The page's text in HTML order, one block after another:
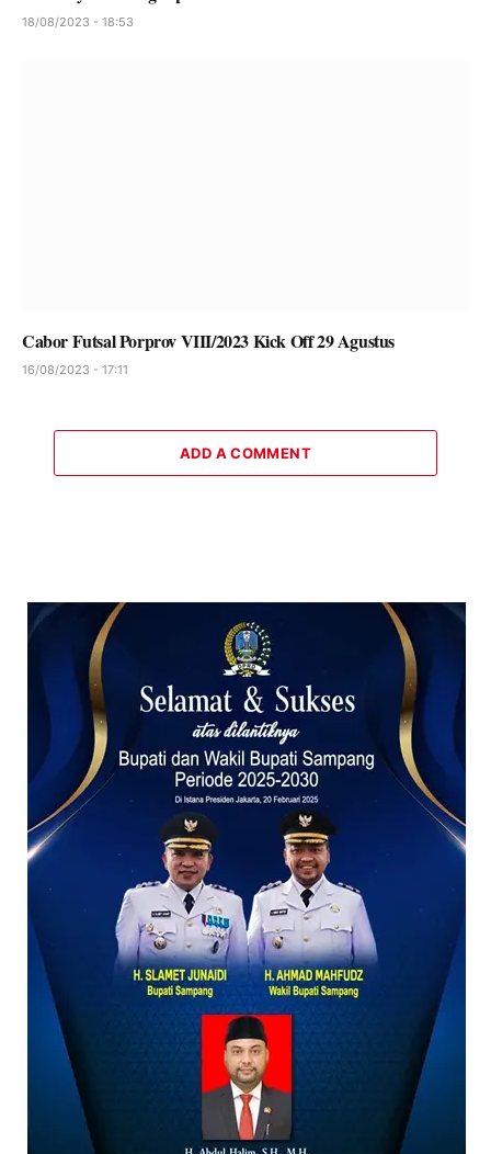
18/08/2023 - 18:53
Cabor Futsal Porprov VIII/2023 Kick Off 29 Agustus
16/08/2023 - 17:11
ADD A COMMENT